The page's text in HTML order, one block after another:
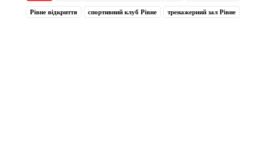
Рівне відкриття спортивний клуб Рівне тренажерний зал Рівне